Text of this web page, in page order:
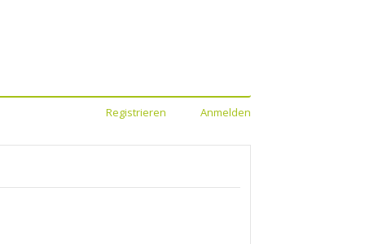
Anmelden
Registrieren